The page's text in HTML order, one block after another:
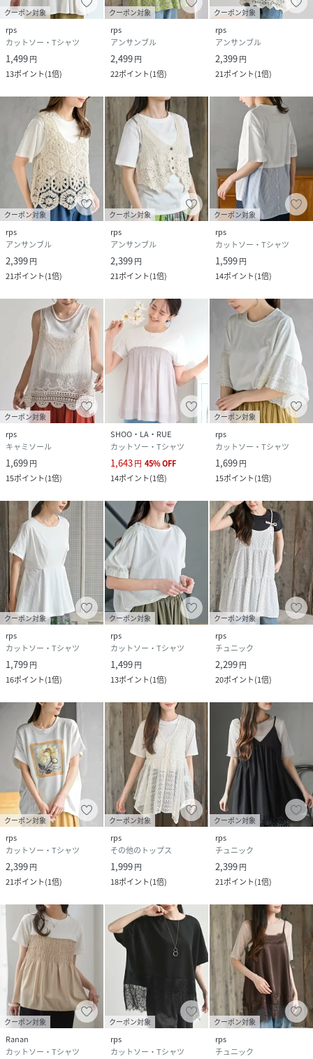
クーポン対象
rps
カットソー・Tシャツ
1,499円
13ポイント(1倍)
クーポン対象
rps
アンサンブル
2,499円
22ポイント(1倍)
クーポン対象
rps
アンサンブル
2,399円
21ポイント(1倍)
クーポン対象
rps
アンサンブル
2,399円
21ポイント(1倍)
クーポン対象
rps
アンサンブル
2,399円
21ポイント(1倍)
クーポン対象
rps
カットソー・Tシャツ
1,599円
14ポイント(1倍)
クーポン対象
rps
キャミソール
1,699円
15ポイント(1倍)
SHOO・LA・RUE
カットソー・Tシャツ
1,643円 45%OFF
14ポイント(1倍)
クーポン対象
rps
カットソー・Tシャツ
1,699円
15ポイント(1倍)
クーポン対象
rps
カットソー・Tシャツ
1,799円
16ポイント(1倍)
クーポン対象
rps
カットソー・Tシャツ
1,499円
13ポイント(1倍)
クーポン対象
rps
チュニック
2,299円
20ポイント(1倍)
クーポン対象
rps
カットソー・Tシャツ
2,399円
21ポイント(1倍)
クーポン対象
rps
その他のトップス
1,999円
18ポイント(1倍)
クーポン対象
rps
チュニック
2,399円
21ポイント(1倍)
クーポン対象
Ranan
カットソー・Tシャツ
クーポン対象
rps
カットソー・Tシャツ
クーポン対象
rps
チュニック